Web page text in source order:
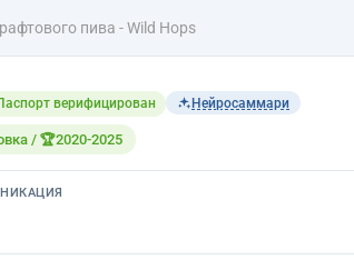
пива - Wild Hops
верифицирован Нейросаммари
/ 🏆2020-2025